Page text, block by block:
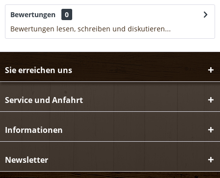
Bewertungen
0
Bewertungen lesen, schreiben und diskutieren...
Sie erreichen uns
Service und Anfahrt
Informationen
Newsletter